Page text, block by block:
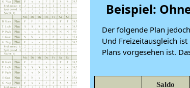
Beispiel:
Der folgende Plan
Und Freizeitausgleich
Plans vorgesehen ist.
Saldo